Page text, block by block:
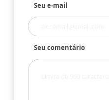
Seu e-mail
Seu comentário